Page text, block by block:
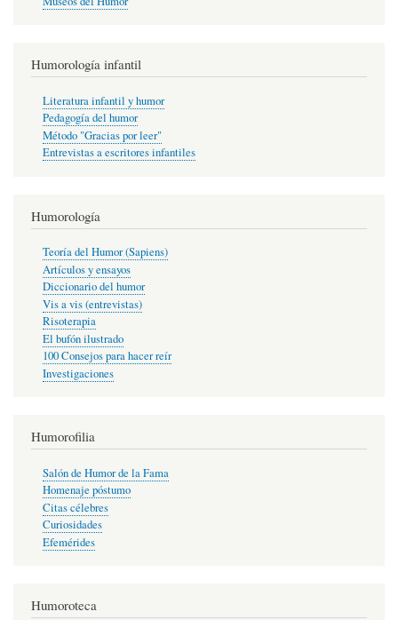
Humorología infantil
Literatura infantil y humor
Pedagogía del humor
Método "Gracias por leer"
Entrevistas a escritores infantiles
Humorología
Teoría del Humor (Sapiens)
Artículos y ensayos
Diccionario del humor
Vis a vis (entrevistas)
Risoterapia
El bufón ilustrado
100 Consejos para hacer reír
Investigaciones
Humorofilia
Salón de Humor de la Fama
Homenaje póstumo
Citas célebres
Curiosidades
Efemérides
Humoroteca